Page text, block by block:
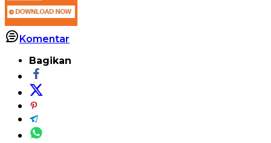
Komentar
Bagikan